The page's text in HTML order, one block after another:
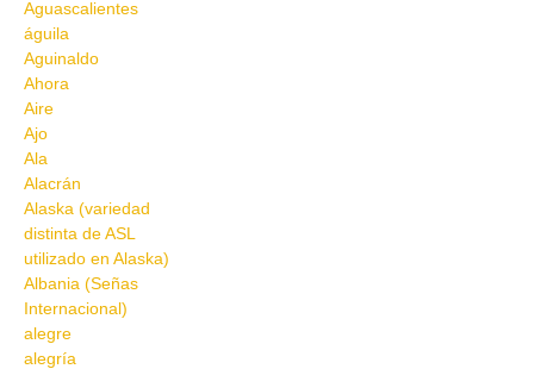
Aguascalientes
águila
Aguinaldo
Ahora
Aire
Ajo
Ala
Alacrán
Alaska (variedad
distinta de ASL
utilizado en Alaska)
Albania (Señas
Internacional)
alegre
alegría